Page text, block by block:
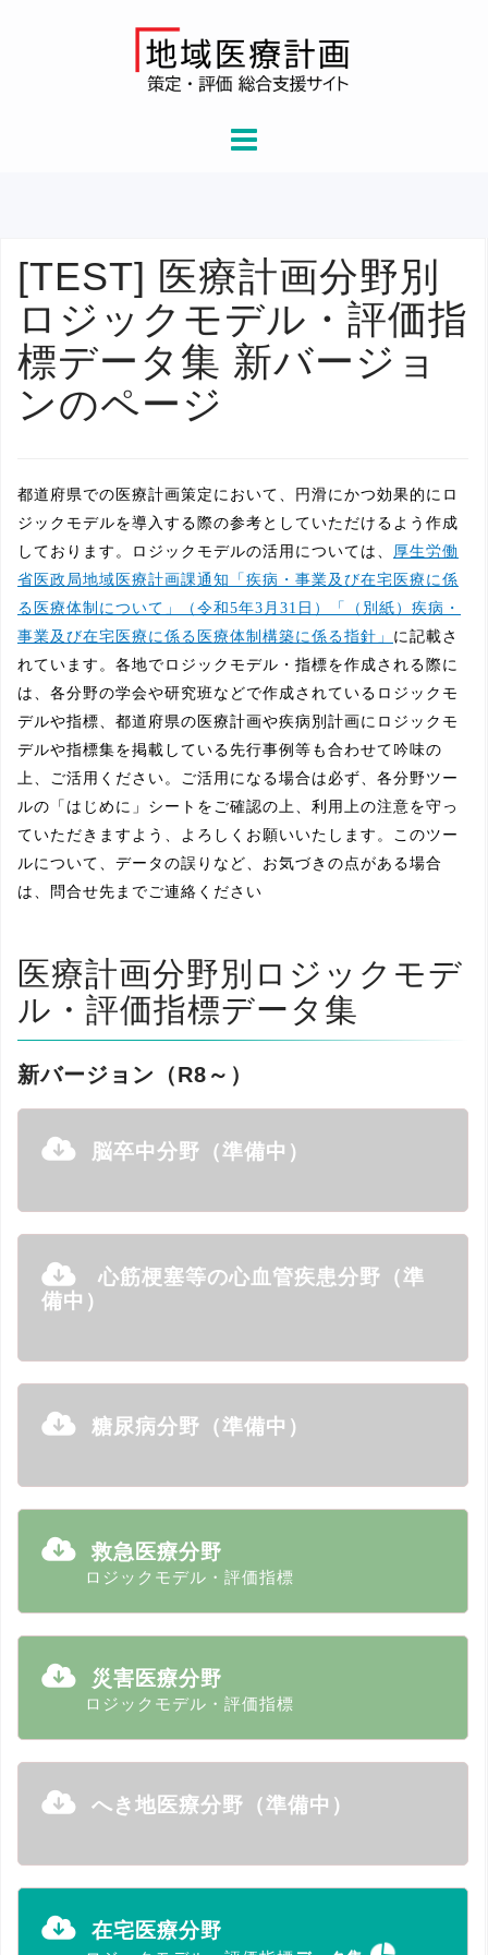
[TEST] 医療計画分野別
ロジックモデル・評価指
標データ集 新バージョ
ンのページ
都道府県での医療計画策定において、円滑にかつ効果的にロ
ジックモデルを導入する際の参考としていただけるよう作成
しております。ロジックモデルの活用については、 厚生労働
省医政局地域医療計画課通知「疾病・事業及び在宅医療に係
る医療体制について」（令和5年3月31日）「（別紙）疾病・
事業及び在宅医療に係る医療体制構築に係る指針」 に記載さ
れています。各地でロジックモデル・指標を作成される際に
は、各分野の学会や研究班などで作成されているロジックモ
デルや指標、都道府県の医療計画や疾病別計画にロジックモ
デルや指標集を掲載している先行事例等も合わせて吟味の
上、ご活用ください。ご活用になる場合は必ず、各分野ツー
ルの「はじめに」シートをご確認の上、利用上の注意を守っ
ていただきますよう、よろしくお願いいたします。このツー
ルについて、データの誤りなど、お気づきの点がある場合
は、問合せ先までご連絡ください
医療計画分野別ロジックモデ
ル・評価指標データ集
新バージョン（R8～）
脳卒中分野（準備中）
心筋梗塞等の心血管疾患分野（準
備中）
糖尿病分野（準備中）
救急医療分野
ロジックモデル・評価指標
災害医療分野
ロジックモデル・評価指標
へき地医療分野（準備中）
在宅医療分野